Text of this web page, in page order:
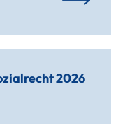
2026